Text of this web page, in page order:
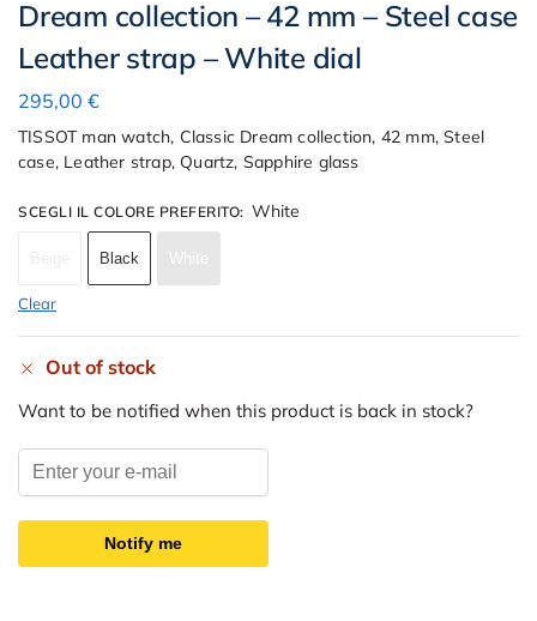
Dream collection – 42 mm – Steel case
Leather strap – White dial
295,00 €
TISSOT man watch, Classic Dream collection, 42 mm, Steel
case, Leather strap, Quartz, Sapphire glass
SCEGLI IL COLORE PREFERITO: White
Black White
Clear
Out of stock
Want to be notified when this product is back in stock?
Notify me